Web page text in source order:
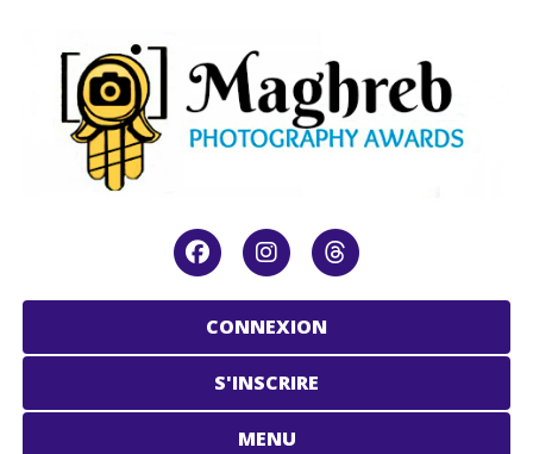
CONNEXION
S'INSCRIRE
MENU